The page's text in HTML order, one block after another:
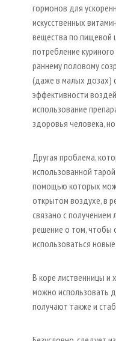
гормонов для
искусственных
вещества по пищевой
потребление
раннему половому
(даже в малых дозах)
эффективности
использование
здоровья человека,
Другая проблема,
использованной
помощью которых
открытом воздухе, в
связано с
решение о том, чтобы
использоваться
В коре лиственницы и
можно использовать
получают также и